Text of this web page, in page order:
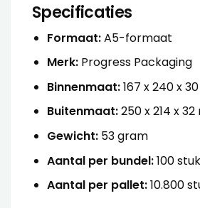
Specificaties
Formaat:A5-formaat
Merk:Progress Packaging
Binnenmaat:167 x 240 x
Buitenmaat:250 x 214 x
Gewicht: 53 gram
Aantal per bundel:100
Aantal per pallet:10.800